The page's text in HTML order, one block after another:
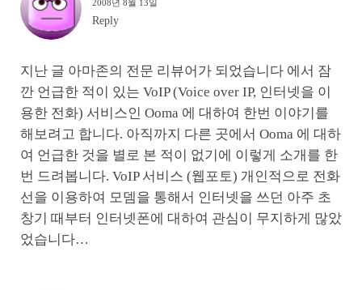
2008년 8월 13일
Reply
지난 글 아마존의 전문 리뷰어가 되었습니다 에서 잠
깐 언급한 적이 있는 VoIP (Voice over IP, 인터넷을 이
용한 전화) 서비스인 Ooma 에 대하여 한번 이야기를
해보려고 합니다. 아직까지 다른 곳에서 Ooma 에 대하
여 언급한 것을 별로 본 적이 없기에 이렇게 소개를 한
번 드려봅니다. VoIP 서비스 (웹포토) 개인적으로 전화
선을 이용하여 모뎀을 통해서 인터넷을 쓰던 아주 초
창기 때부터 인터넷폰에 대하여 관심이 무지하게 많았
었습니다…